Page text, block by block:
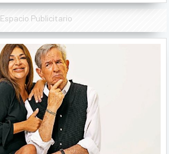
Espacio Publicitario